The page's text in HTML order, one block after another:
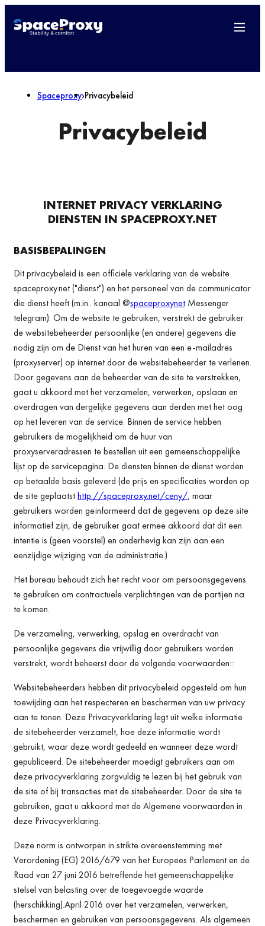
Spaceproxy›Privacybeleid
Privacybeleid
INTERNET PRIVACY VERKLARING
DIENSTEN IN SPACEPROXY.NET
BASISBEPALINGEN
Dit privacybeleid is een officiële verklaring van de website
spaceproxy.net ("dienst") en het personeel van de communicator
die dienst heeft (m.in.. kanaal @spaceproxynet Messenger
telegram). Om de website te gebruiken, verstrekt de gebruiker
de websitebeheerder persoonlijke (en andere) gegevens die
nodig zijn om de Dienst van het huren van een e-mailadres
(proxyserver) op internet door de websitebeheerder te verlenen.
Door gegevens aan de beheerder van de site te verstrekken,
gaat u akkoord met het verzamelen, verwerken, opslaan en
overdragen van dergelijke gegevens aan derden met het oog
op het leveren van de service. Binnen de service hebben
gebruikers de mogelijkheid om de huur van
proxyserveradressen te bestellen uit een gemeenschappelijke
lijst op de servicepagina. De diensten binnen de dienst worden
op betaalde basis geleverd (de prijs en specificaties worden op
de site geplaatsthttp://spaceproxy.net/ceny/, maar
gebruikers worden geïnformeerd dat de gegevens op deze site
informatief zijn, de gebruiker gaat ermee akkoord dat dit een
intentie is (geen voorstel) en onderhevig kan zijn aan een
eenzijdige wijziging van de administratie.)
Het bureau behoudt zich het recht voor om persoonsgegevens
te gebruiken om contractuele verplichtingen van de partijen na
te komen.
De verzameling, verwerking, opslag en overdracht van
persoonlijke gegevens die vrijwillig door gebruikers worden
verstrekt, wordt beheerst door de volgende voorwaarden:::
Websitebeheerders hebben dit privacybeleid opgesteld om hun
toewijding aan het respecteren en beschermen van uw privacy
aan te tonen. Deze Privacyverklaring legt uit welke informatie
de sitebeheerder verzamelt, hoe deze informatie wordt
gebruikt, waar deze wordt gedeeld en wanneer deze wordt
gepubliceerd. De sitebeheerder moedigt gebruikers aan om
deze privacyverklaring zorgvuldig te lezen bij het gebruik van
de site of bij transacties met de sitebeheerder. Door de site te
gebruiken, gaat u akkoord met de Algemene voorwaarden in
deze Privacyverklaring.
Deze norm is ontworpen in strikte overeenstemming met
Verordening (EG) 2016/679 van het Europees Parlement en de
Raad van 27 juni 2016 betreffende het gemeenschappelijke
stelsel van belasting over de toegevoegde waarde
(herschikking).April 2016 over het verzamelen, verwerken,
beschermen en gebruiken van persoonsgegevens. Als algemeen